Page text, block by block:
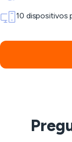
10 dispositivos